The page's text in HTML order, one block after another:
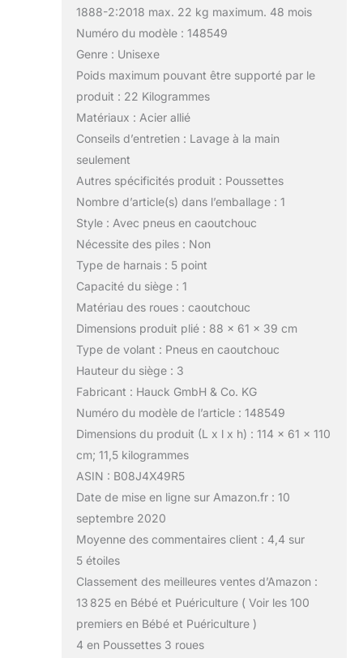
1888-2:2018 max. 22 kg maximum. 48 mois
Numéro du modèle : 148549
Genre : Unisexe
Poids maximum pouvant être supporté par le
produit : 22 Kilogrammes
Matériaux : Acier allié
Conseils d’entretien : Lavage à la main
seulement
Autres spécificités produit : Poussettes
Nombre d’article(s) dans l’emballage : 1
Style : Avec pneus en caoutchouc
Nécessite des piles : Non
Type de harnais : 5 point
Capacité du siège : 1
Matériau des roues : caoutchouc
Dimensions produit plié : 88 x 61 x 39 cm
Type de volant : Pneus en caoutchouc
Hauteur du siège : 3
Fabricant : Hauck GmbH & Co. KG
Numéro du modèle de l’article : 148549
Dimensions du produit (L x l x h) : 114 x 61 x 110
cm; 11,5 kilogrammes
ASIN : B08J4X49R5
Date de mise en ligne sur Amazon.fr : 10
septembre 2020
Moyenne des commentaires client : 4,4 sur
5 étoiles
Classement des meilleures ventes d’Amazon :
13 825 en Bébé et Puériculture ( Voir les 100
premiers en Bébé et Puériculture )
4 en Poussettes 3 roues